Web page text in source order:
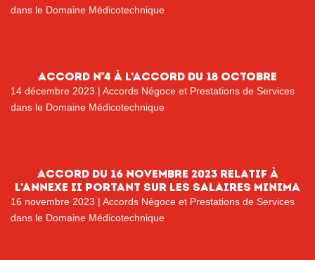
dans le Domaine Médicotechnique
Accord n°4 à l’accord du 18 octobre
14 décembre 2023 | Accords Négoce et Prestations de Services
dans le Domaine Médicotechnique
Accord du 16 novembre 2023 relatif à
l’annexe II portant sur les salaires minima
16 novembre 2023 | Accords Négoce et Prestations de Services
dans le Domaine Médicotechnique